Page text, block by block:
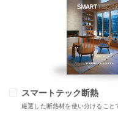
スマートテック断熱
厳選した断熱材を使い分けること